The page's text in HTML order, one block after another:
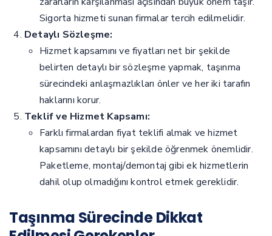
Sigorta hizmeti sunan firmalar tercih edilmelidir.
Detaylı Sözleşme:
Hizmet kapsamını ve fiyatları net bir şekilde
belirten detaylı bir sözleşme yapmak, taşınma
sürecindeki anlaşmazlıkları önler ve her iki tarafın
haklarını korur.
Teklif ve Hizmet Kapsamı:
Farklı firmalardan fiyat teklifi almak ve hizmet
kapsamını detaylı bir şekilde öğrenmek önemlidir.
Paketleme, montaj/demontaj gibi ek hizmetlerin
dahil olup olmadığını kontrol etmek gereklidir.
Taşınma Sürecinde Dikkat